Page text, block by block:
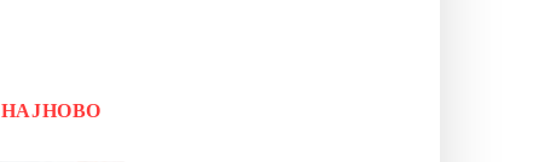
НАЈНОВО